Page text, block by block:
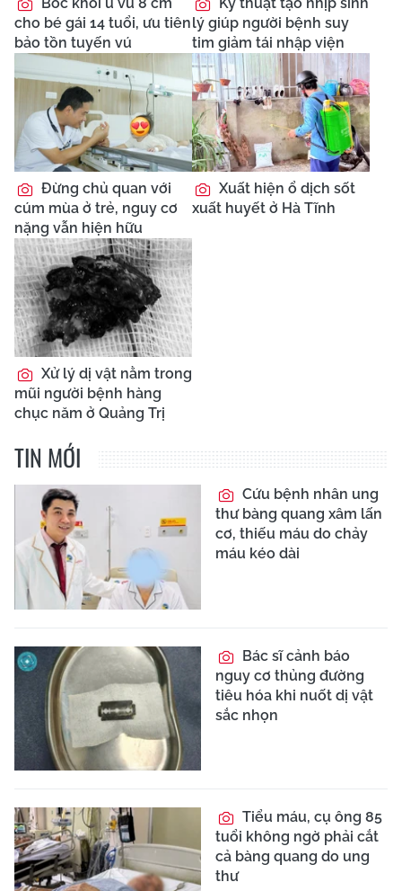
cho bé gái 14 tuổi, ưu tiên
bảo tồn tuyến vú
lý giúp người bệnh suy
tim giảm tái nhập viện
Đừng chủ quan với
cúm mùa ở trẻ, nguy cơ
nặng vẫn hiện hữu
Xuất hiện ổ dịch sốt
xuất huyết ở Hà Tĩnh
Xử lý dị vật nằm trong
mũi người bệnh hàng
chục năm ở Quảng Trị
TIN MỚI
Cứu bệnh nhân ung
thư bàng quang xâm lấn
cơ, thiếu máu do chảy
máu kéo dài
Bác sĩ cảnh báo
nguy cơ thủng đường
tiêu hóa khi nuốt dị vật
sắc nhọn
Tiểu máu, cụ ông 85
tuổi không ngờ phải cắt
cả bàng quang do ung
thư